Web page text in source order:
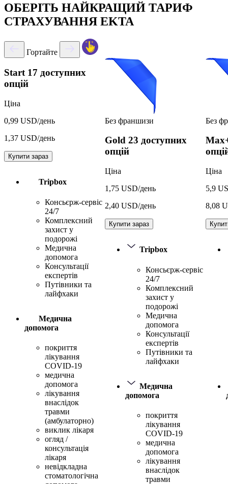
ОБЕРІТЬ НАЙКРАЩИЙ ТАРИФ
СТРАХУВАННЯ EKTA
Гортайте
Start 17 доступних
опцій
Ціна
0,99 USD/день
1,37 USD/день
Купити зараз
Tripbox
Консьєрж-сервіс
24/7
Комплексний
захист у
подорожі
Медична
допомога
Консультації
експертів
Путівники та
лайфхаки
Медична
допомога
покриття
лікування
COVID-19
медична
допомога
лікування
внаслідок
травми
(амбулаторно)
виклик лікаря
огляд /
консультація
лікаря
невідкладна
стоматологічна
Без франшизи
Gold 23 доступних
опцій
Ціна
1,75 USD/день
2,40 USD/день
Купити зараз
Tripbox
Консьєрж-сервіс
24/7
Комплексний
захист у
подорожі
Медична
допомога
Консультації
експертів
Путівники та
лайфхаки
Медична
допомога
покриття
лікування
COVID-19
медична
допомога
лікування
внаслідок
травми
Без
Ціна
5,9
8,08